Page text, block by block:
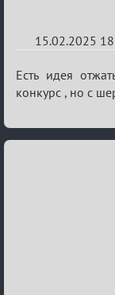
15.02.2025
Re:
Кровавая
Есть идея
конкурс , но с